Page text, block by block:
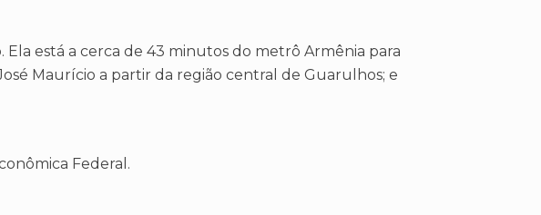
está a cerca de 43 minutos do metrô Armênia para
Maurício a partir da região central de Guarulhos; e
Federal.